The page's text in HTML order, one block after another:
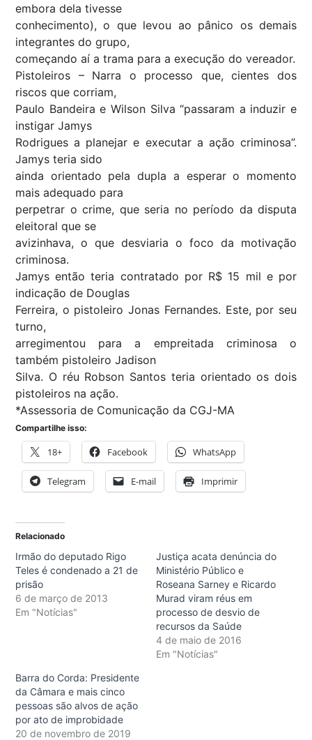
embora dela tivesse
conhecimento), o que levou ao pânico os demais
integrantes do grupo,
começando aí a trama para a execução do vereador.
Pistoleiros – Narra o processo que, cientes dos
riscos que corriam,
Paulo Bandeira e Wilson Silva “passaram a induzir e
instigar Jamys
Rodrigues a planejar e executar a ação criminosa”.
Jamys teria sido
ainda orientado pela dupla a esperar o momento
mais adequado para
perpetrar o crime, que seria no período da disputa
eleitoral que se
avizinhava, o que desviaria o foco da motivação
criminosa.
Jamys então teria contratado por R$ 15 mil e por
indicação de Douglas
Ferreira, o pistoleiro Jonas Fernandes. Este, por seu
turno,
arregimentou para a empreitada criminosa o
também pistoleiro Jadison
Silva. O réu Robson Santos teria orientado os dois
pistoleiros na ação.
*Assessoria de Comunicação da CGJ-MA
Compartilhe isso:
18+ Facebook WhatsApp
Telegram E-mail Imprimir
Relacionado
Irmão do deputado Rigo
Teles é condenado a 21 de
prisão
6 de março de 2013
Em "Notícias"
Justiça acata denúncia do
Ministério Público e
Roseana Sarney e Ricardo
Murad viram réus em
processo de desvio de
recursos da Saúde
4 de maio de 2016
Em "Notícias"
Barra do Corda: Presidente
da Câmara e mais cinco
pessoas são alvos de ação
por ato de improbidade
20 de novembro de 2019